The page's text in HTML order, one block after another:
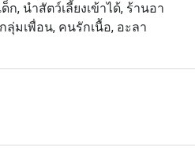
ก, นำสัตว์เลี้ยงเข้าได้, ร้านอา
มเพื่อน, คนรักเนื้อ, อะลา